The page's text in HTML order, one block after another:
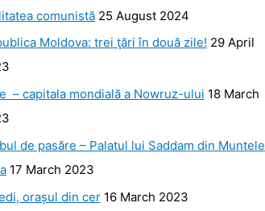
comunistă 25 August 2024
Moldova: trei ţări în două zile! 29 April
– capitala mondială a Nowruz-ului 18 March
de pasăre – Palatul lui Saddam din Muntele
17 March 2023
orașul din cer 16 March 2023